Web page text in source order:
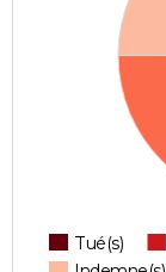
Tué(s)